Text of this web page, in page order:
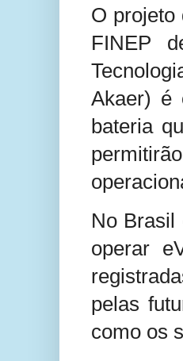
O projeto
FINEP
Akaer) é
bateria
No Brasil
operar
pelas
como os